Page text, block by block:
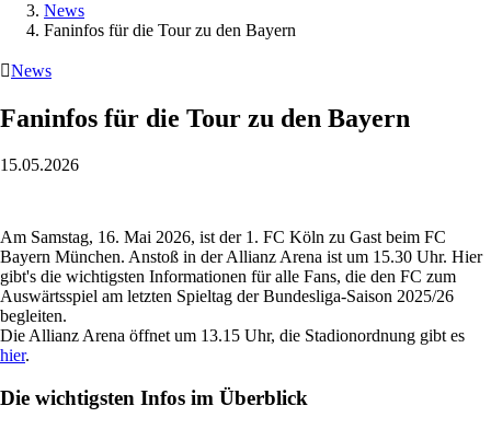
News
Faninfos für die Tour zu den Bayern
News
Faninfos für die Tour zu den Bayern
15.05.2026
Am Samstag, 16. Mai 2026, ist der 1. FC Köln zu Gast beim FC
Bayern München. Anstoß in der Allianz Arena ist um 15.30 Uhr. Hier
gibt's die wichtigsten Informationen für alle Fans, die den FC zum
Auswärtsspiel am letzten Spieltag der Bundesliga-Saison 2025/26
begleiten.
Die Allianz Arena öffnet um 13.15 Uhr, die Stadionordnung gibt es
hier.
Die wichtigsten Infos im Überblick